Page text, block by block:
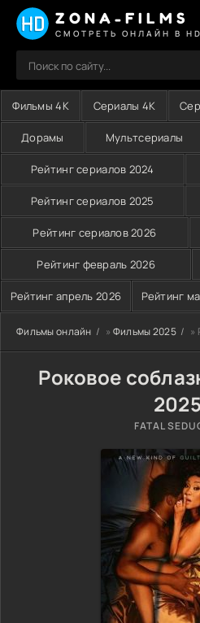
ZONA-FILMS
СМОТРЕТЬ ОНЛАЙН В HD
Фильмы 4K Сериалы 4K
Дорамы Мультсериалы
Рейтинг сериалов 2024
Рейтинг сериалов 2025
Рейтинг сериалов 2026
Рейтинг февраль 2026
Рейтинг апрель 2026 Рейтинг
Фильмы онлайн » Фильмы 2025 »
Роковое
FATAL